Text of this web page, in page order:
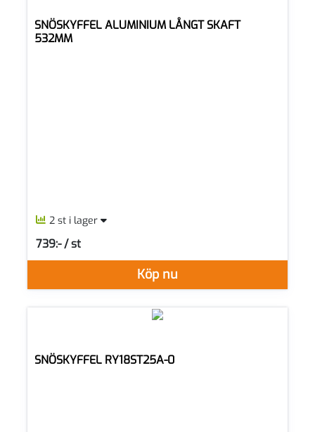
SNÖSKYFFEL ALUMINIUM LÅNGT SKAFT
532MM
2 st i lager
Köp nu
739:- / st
SEK per ST
SNÖSKYFFEL RY18ST25A-0